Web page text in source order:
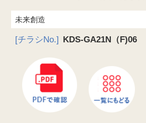
未来創造
[チラシNo.] KDS-GA21N（F)06